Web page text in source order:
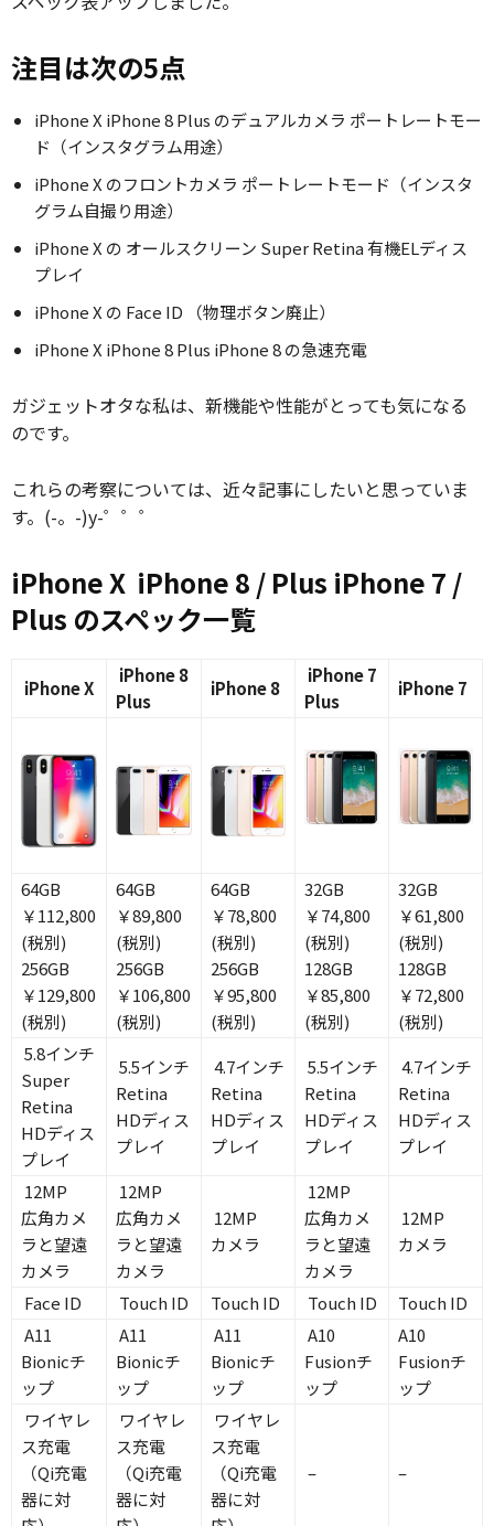
注目は次の5点
iPhone X iPhone 8 Plus のデュアルカメラ ポートレートモー
ド（インスタグラム用途）
iPhone X のフロントカメラ ポートレートモード（インスタ
グラム自撮り用途）
iPhone X の オールスクリーン Super Retina 有機ELディス
プレイ
iPhone X の Face ID （物理ボタン廃止）
iPhone X iPhone 8 Plus iPhone 8 の急速充電
ガジェットオタな私は、新機能や性能がとっても気になる
のです。
これらの考察については、近々記事にしたいと思っていま
す。(-。-)y-゜゜゜
iPhone X iPhone 8 / Plus iPhone 7 /
Plus のスペック一覧
iPhone X
iPhone 8
Plus
iPhone 8
iPhone 7
Plus
iPhone 7
64GB
￥112,800
(税別)
256GB
￥129,800
(税別)
64GB
￥89,800
(税別)
256GB
￥106,800
(税別)
64GB
￥78,800
(税別)
256GB
￥95,800
(税別)
32GB
￥74,800
(税別)
128GB
￥85,800
(税別)
32GB
￥61,800
(税別)
128GB
￥72,800
(税別)
5.8インチ
Super
Retina
HDディス
プレイ
5.5インチ
Retina
HDディス
プレイ
4.7インチ
Retina
HDディス
プレイ
5.5インチ
Retina
HDディス
プレイ
4.7インチ
Retina
HDディス
プレイ
12MP
広角カメ
ラと望遠
カメラ
12MP
広角カメ
ラと望遠
カメラ
12MP
カメラ
12MP
広角カメ
ラと望遠
カメラ
12MP
カメラ
Face ID Touch ID Touch ID Touch ID
Touch ID
A11
Bionicチ
ップ
A11
Bionicチ
ップ
A11
Bionicチ
ップ
A10
Fusionチ
ップ
A10
Fusionチ
ップ
ワイヤレ
ス充電
（Qi充電
器に対
ワイヤレ
ス充電
（Qi充電
器に対
ワイヤレ
ス充電
（Qi充電
器に対
– –